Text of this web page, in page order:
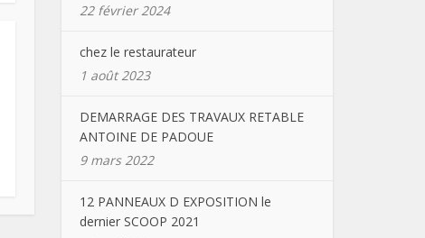
22 février 2024
chez le restaurateur
1 août 2023
DEMARRAGE DES TRAVAUX RETABLE
ANTOINE DE PADOUE
9 mars 2022
12 PANNEAUX D EXPOSITION le
dernier SCOOP 2021